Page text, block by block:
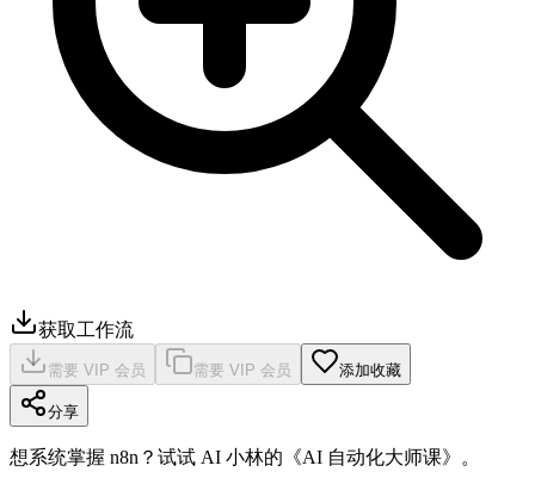
获取工作流
需要 VIP 会员 需要 VIP 会员 添加收藏
分享
想系统掌握 n8n？试试 AI 小林的《AI 自动化大师课》。